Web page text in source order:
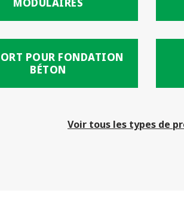
MODULAIRES
POUR FONDATION
BÉTON
Voir tous les types de